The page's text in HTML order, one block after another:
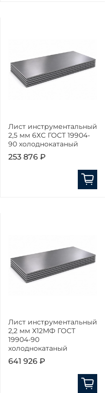
Лист инструментальный
2,5 мм 6ХС ГОСТ 19904-
90 холоднокатаный
253 876 ₽
Лист инструментальный
2,2 мм Х12МФ ГОСТ
19904-90
холоднокатаный
641 926 ₽